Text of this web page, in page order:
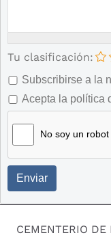
Tu clasificación:
Subscribirse a la
Acepta la política
No soy un robot
Enviar
CEMENTERIO DE